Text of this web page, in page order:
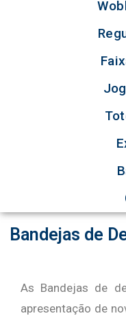
Bandejas de
As Bandejas de
apresentação de